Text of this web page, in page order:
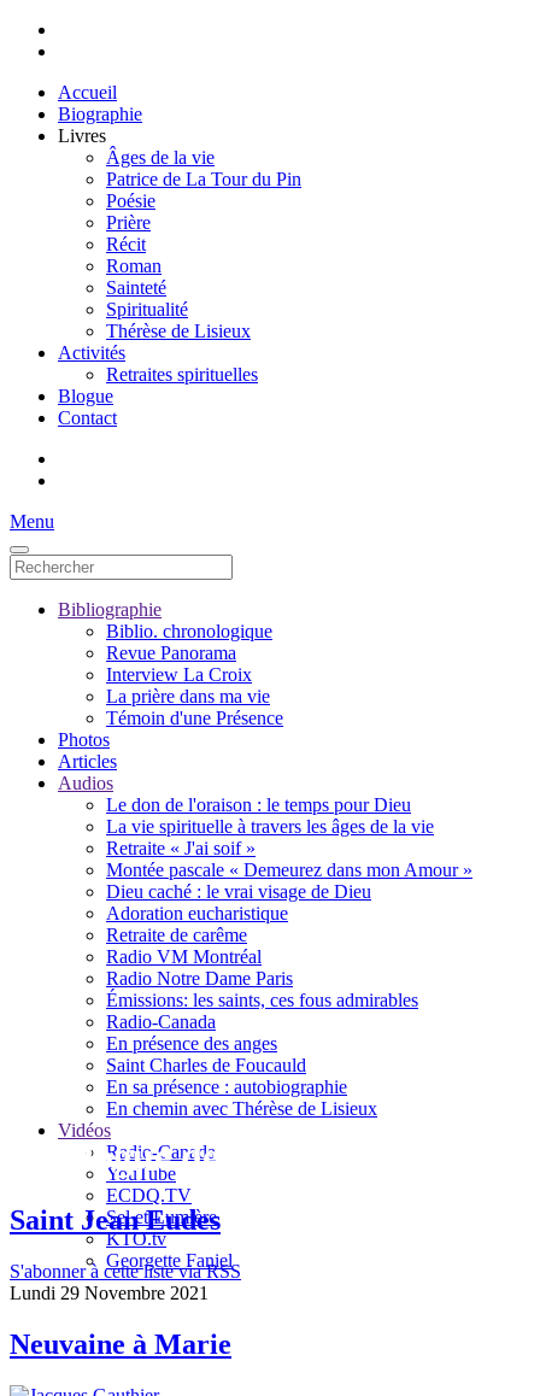
Accueil
Biographie
Livres
Âges de la vie
Patrice de La Tour du Pin
Poésie
Prière
Récit
Roman
Sainteté
Spiritualité
Thérèse de Lisieux
Activités
Retraites spirituelles
Blogue
Contact
Menu
Bibliographie
Biblio. chronologique
Revue Panorama
Interview La Croix
La prière dans ma vie
Témoin d'une Présence
Photos
Articles
Audios
Le don de l'oraison : le temps pour Dieu
La vie spirituelle à travers les âges de la vie
Retraite « J'ai soif »
Montée pascale « Demeurez dans mon Amour »
Dieu caché : le vrai visage de Dieu
Adoration eucharistique
Retraite de carême
Radio VM Montréal
Radio Notre Dame Paris
Émissions: les saints, ces fous admirables
Radio-Canada
En présence des anges
Saint Charles de Foucauld
En sa présence : autobiographie
En chemin avec Thérèse de Lisieux
Vidéos
Radio-Canada
YouTube
ECDQ.TV
Sel et Lumière
KTO.tv
Georgette Faniel
Le blogue de Jacques Gauthier
Saint Jean Eudes
S'abonner à cette liste via RSS
Lundi 29 Novembre 2021
Neuvaine à Marie